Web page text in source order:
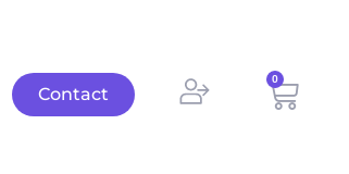
Contact
0